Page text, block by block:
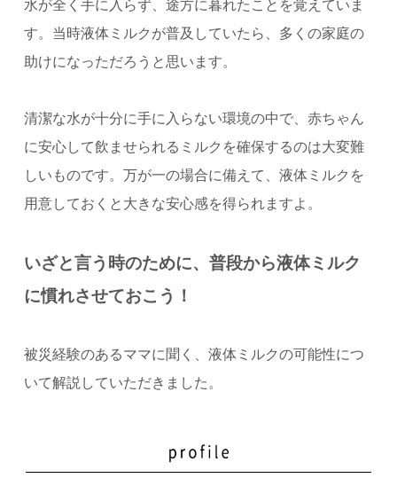
す。 当時液体ミルクが普及していたら、多くの家庭の
助けになっただろうと思います。
清潔な水が十分に手に入らない環境の中で、赤ちゃん
に安心して飲ませられるミルクを確保するのは大変難
しいものです。 万が一の場合に備えて、液体ミルクを
用意しておくと大きな安心感を得られますよ。
いざと言う時のために、普段から液体ミルク
に慣れさせておこう！
被災経験のあるママに聞く、液体ミルクの可能性につ
いて解説していただきました。